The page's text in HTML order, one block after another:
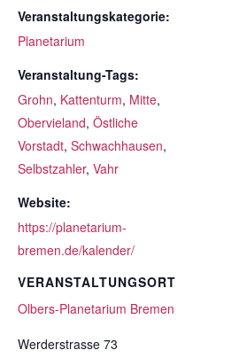
Veranstaltungskategorie:
Planetarium
Veranstaltung-Tags:
Grohn, Kattenturm, Mitte,
Obervieland, Östliche
Vorstadt, Schwachhausen,
Selbstzahler, Vahr
Website:
https://planetarium-
bremen.de/kalender/
VERANSTALTUNGSORT
Olbers-Planetarium Bremen
Werderstrasse 73